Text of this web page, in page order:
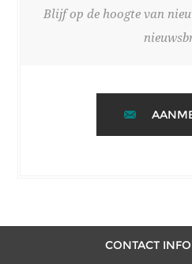
Blijf op de hoogte van
CONTACT